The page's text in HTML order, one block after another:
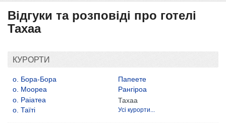
Відгуки та розповіді про готелі
Тахаа
КУРОРТИ
о. Бора-Бора
о. Моореа
о. Раіатеа
о. Таїті
Папеете
Рангіроа
Тахаа
Усі курорти...